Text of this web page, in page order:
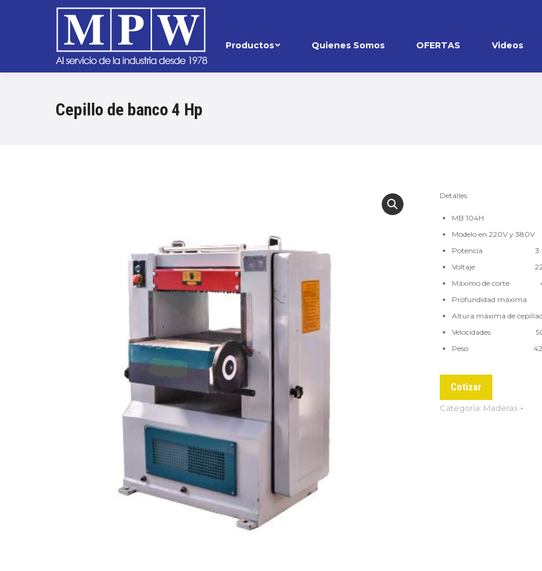
Productos Quienes Somos OFERTAS Videos
Cepillo de banco 4 Hp
Detalles:
MB 104H
Modelo en 220V y 380V
Potencia
Voltaje
Máximo de corte
Profundidad
Altura máxima de
Velocidades
Peso 420
Cotizar
Categoría: Maderas